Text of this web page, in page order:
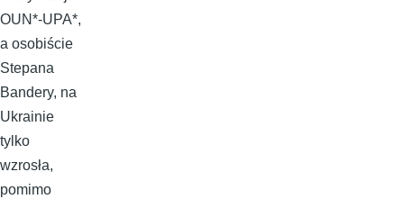
OUN*-UPA*,
a osobiście
Stepana
Bandery, na
Ukrainie
tylko
wzrosła,
pomimo